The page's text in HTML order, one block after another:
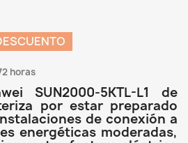
horas
SUN2000-5KTL-L1 de
por estar preparado
de conexión a
energéticas moderadas,